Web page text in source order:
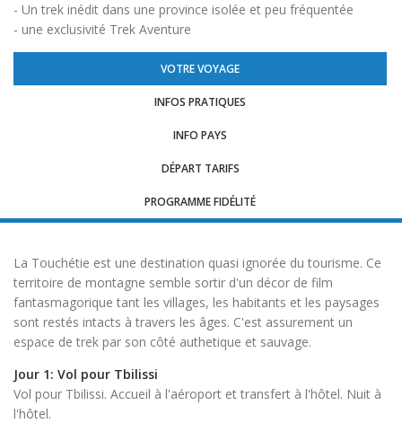
- Un trek inédit dans une province isolée et peu fréquentée
- une exclusivité Trek Aventure
VOTRE VOYAGE
INFOS PRATIQUES
INFO PAYS
DÉPART TARIFS
PROGRAMME FIDÉLITÉ
La Touchétie est une destination quasi ignorée du tourisme. Ce
territoire de montagne semble sortir d'un décor de film
fantasmagorique tant les villages, les habitants et les paysages
sont restés intacts à travers les âges. C'est assurement un
espace de trek par son côté authetique et sauvage.
Jour 1: Vol pour Tbilissi
Vol pour Tbilissi. Accueil à l'aéroport et transfert à l'hôtel. Nuit à
l'hôtel.